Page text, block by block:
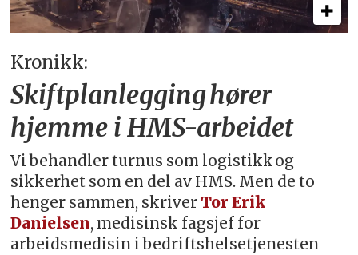
Kronikk:
Skiftplanlegging hører
hjemme i HMS-arbeidet
Vi behandler turnus som logistikk og
sikkerhet som en del av HMS. Men de to
henger sammen, skriver Tor Erik
Danielsen, medisinsk fagsjef for
arbeidsmedisin i bedriftshelsetjenesten